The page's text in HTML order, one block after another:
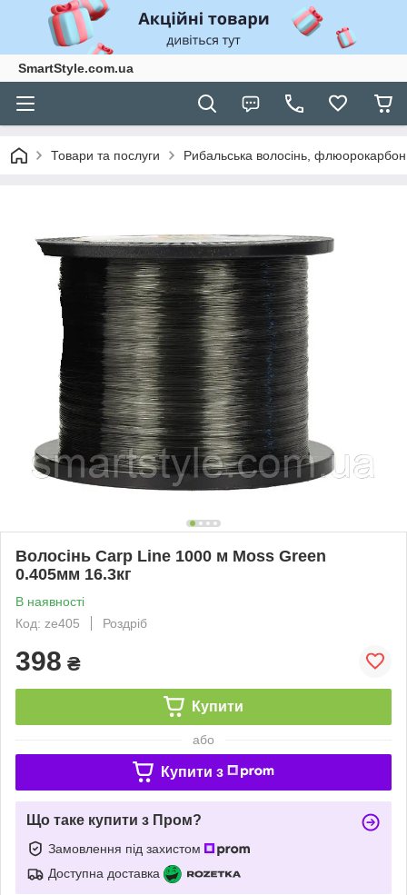
SmartStyle.com.ua
Товари та послуги Рибальська волосінь, флюорокарбон
Волосінь Carp Line 1000 м Moss Green
0.405мм 16.3кг
В наявності
Код: ze405
Роздріб
398 ₴
Купити
або
Купити з
Що таке купити з Пром?
Замовлення під захистом
Доступна доставка